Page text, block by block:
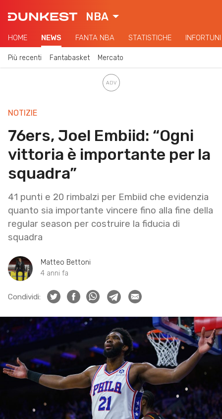
NBA
HOME NEWS FANTA NBA STATISTICHE INFORTUNI
Più recenti Fantabasket Mercato
NOTIZIE
76ers, Joel Embiid: “Ogni
vittoria è importante per la
squadra”
41 punti e 20 rimbalzi per Embiid che evidenzia
quanto sia importante vincere fino alla fine della
regular season per costruire la fiducia di
squadra
Matteo Bettoni
4 anni fa
Condividi: